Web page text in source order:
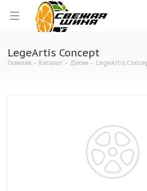
LegeArtis Concept
Главная - Каталог - Диски - LegeArtis